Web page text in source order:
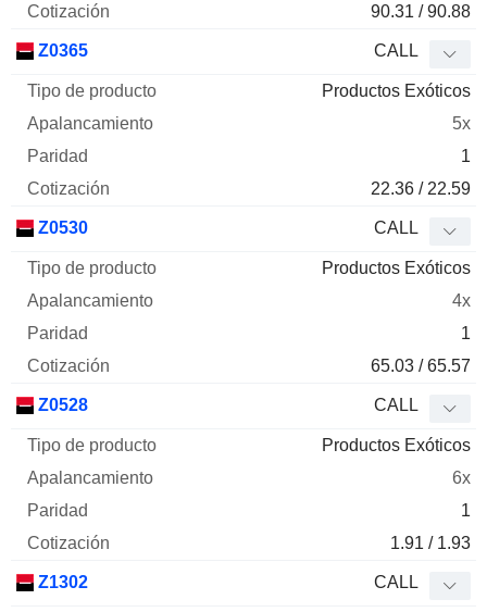
90.31 / 90.88
Z0365 CALL
Productos Exóticos
5x
1
22.36 / 22.59
Z0530 CALL
Productos Exóticos
4x
1
65.03 / 65.57
Z0528 CALL
Productos Exóticos
6x
1
1.91 / 1.93
Z1302 CALL